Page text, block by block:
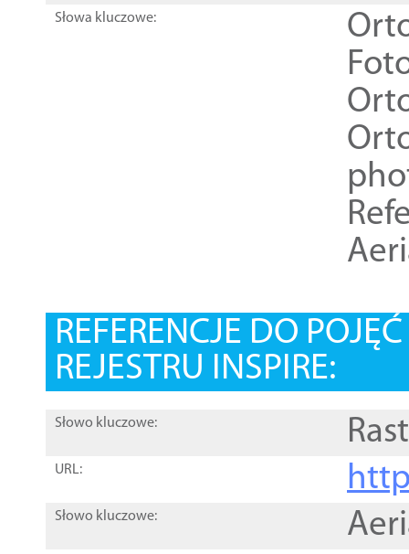
Słowa kluczowe:
REFERENCJE DO
REJESTRU INSPIRE:
Słowo kluczowe:
URL:
Słowo kluczowe: